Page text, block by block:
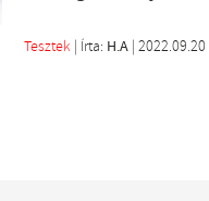
Tesztek | Írta: H.A | 2022.09.20